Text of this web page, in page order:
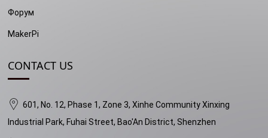
Форум
MakerPi
CONTACT US
601, No. 12, Phase 1, Zone 3, Xinhe Community Xinxing
Industrial Park, Fuhai Street, Bao'An District, Shenzhen